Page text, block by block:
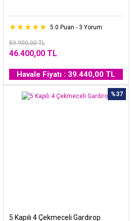
5.0 Puan - 3 Yorum
59.900,00 TL
46.400,00 TL
Havale Fiyatı : 39.440,00 TL
%37
5 Kapılı 4 Çekmeceli Gardırop